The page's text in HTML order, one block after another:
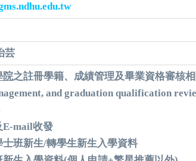
芸
院之註冊學籍、成績管理及畢業資格審核
and graduation qualification
E-mail收發
士班新生/轉學生新生入學資料